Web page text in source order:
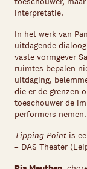
interpretatie.
In het werk van
uitdagende
vaste vormgever
ruimtes bepalen
uitdaging,
die er de grenzen
toeschouwer de
performers
Tipping Point is
– DAS Theater